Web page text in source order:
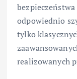
odpowiednio
tylko
realizowanych